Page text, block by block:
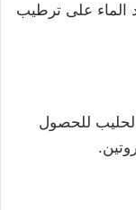
الماء على ترطيب
للحصول